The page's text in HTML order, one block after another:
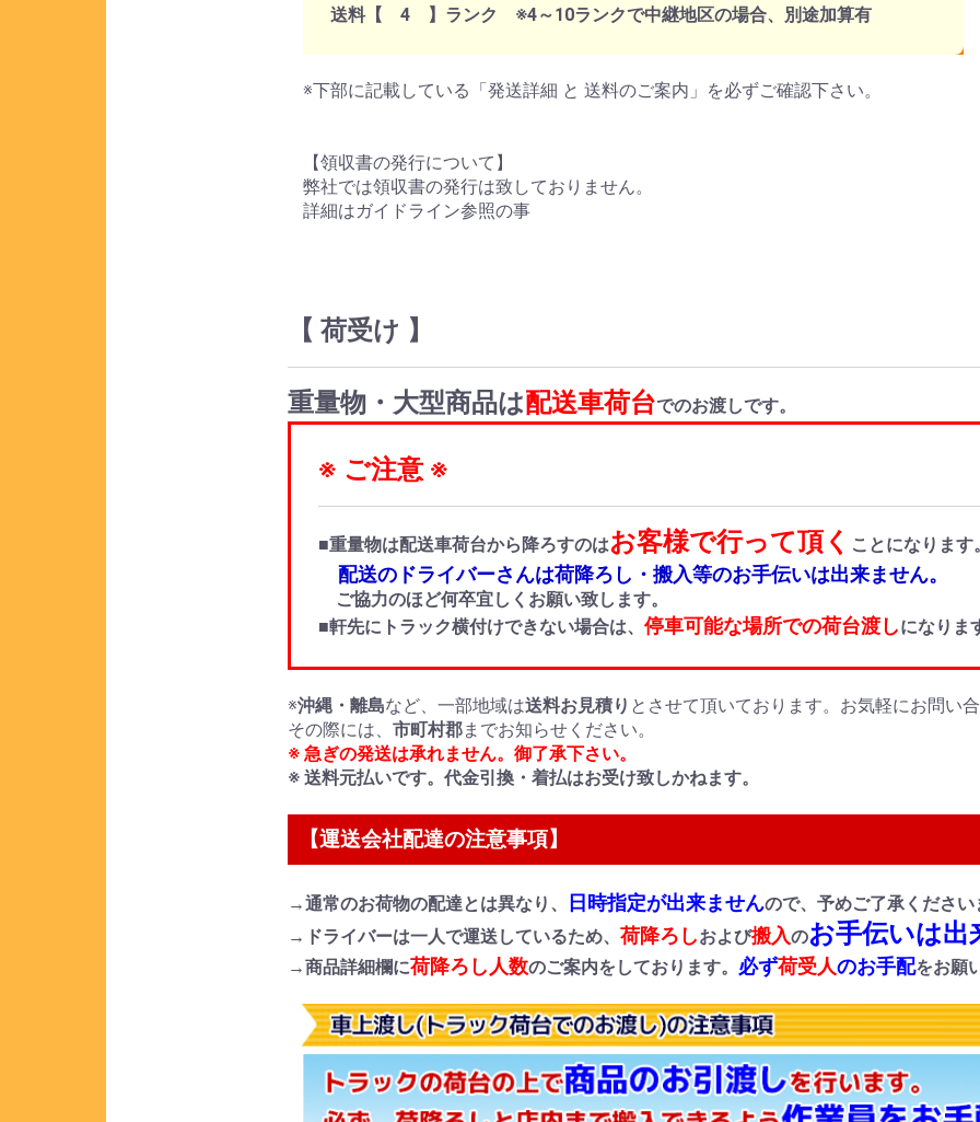
送料【 4 】ランク ※4～10ランクで中継地区の場合、別途加算有
※下部に記載している「発送詳細 と 送料のご案内」を必ずご確認下さい。
【領収書の発行について】
弊社では領収書の発行は致しておりません。
詳細はガイドライン参照の事
【 荷受け 】
重量物・大型商品は配送車荷台でのお渡しです。
※ ご注意 ※
■重量物は配送車荷台から降ろすのはお客様で行って頂く ことになります
配送のドライバーさんは荷降ろし・搬入等のお手伝いは出来ません。
ご協力のほど何卒宜しくお願い致します。
■軒先にトラック横付けできない場合は、停車可能な場所での荷台渡しになりま
※沖縄・離島など、一部地域は送料お見積り とさせて頂いております。お気軽にお問い
その際には、市町村郡までお知らせください。
※ 急ぎの発送は承れません。御了承下さい。
※ 送料元払いです。代金引換・着払はお受け致しかねます。
【運送会社配達の注意事項】
→通常のお荷物の配達とは異なり、 日時指定が出来ませんので、予めご了承ください
→ドライバーは一人で運送しているため、荷降ろしおよび搬入のお手伝いは出
→商品詳細欄に荷降ろし人数のご案内をしております。 必ず荷受人のお手配をお願